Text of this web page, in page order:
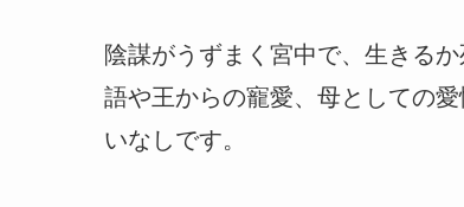
陰謀がうずまく宮中で、生きる
語や王からの寵愛、母としての
いなしです。